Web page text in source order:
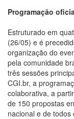
Programação
Estruturado em
(26/05) e é
organização do
pela comunidade
três sessões
CGI.br, a
colaborativa, a
de 150 propostas
nacional e de